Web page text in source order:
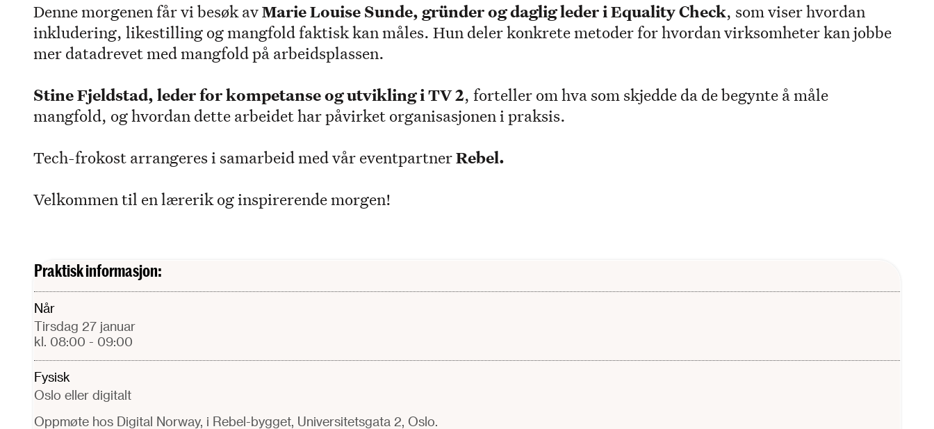
Denne morgenen får vi besøk avMarie Louise Sunde, gründer og daglig leder i Equality Check, som viser hvordan
inkludering, likestilling og mangfold faktisk kan måles. Hun deler konkrete metoder for hvordan virksomheter kan jobbe
mer datadrevet med mangfold på arbeidsplassen.
Stine Fjeldstad, leder for kompetanse og utvikling i TV 2, forteller om hva som skjedde da de begynte å måle
mangfold, og hvordan dette arbeidet har påvirket organisasjonen i praksis.
Tech-frokost arrangeres i samarbeid med vår eventpartnerRebel.
Velkommen til en lærerik og inspirerende morgen!
Praktisk informasjon:
Når
tirsdag 27 januar
kl. 08:00 - 09:00
Fysisk
Oslo eller digitalt
Oppmøte hos Digital Norway, i Rebel-bygget, Universitetsgata 2, Oslo.